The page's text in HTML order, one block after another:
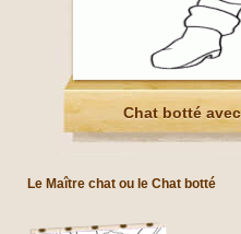
Chat botté
Le Maître chat ou le Chat botté